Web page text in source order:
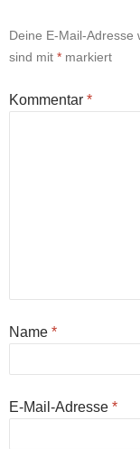
Deine E-Mail-Adresse
sind mit * markiert
Kommentar *
Name *
E-Mail-Adresse *